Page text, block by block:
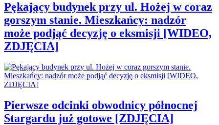
Pękający budynek przy ul. Hożej w coraz
gorszym stanie. Mieszkańcy: nadzór
może podjąć decyzję o eksmisji [WIDEO,
ZDJĘCIA]
Pierwsze odcinki obwodnicy północnej
Stargardu już gotowe [ZDJĘCIA]